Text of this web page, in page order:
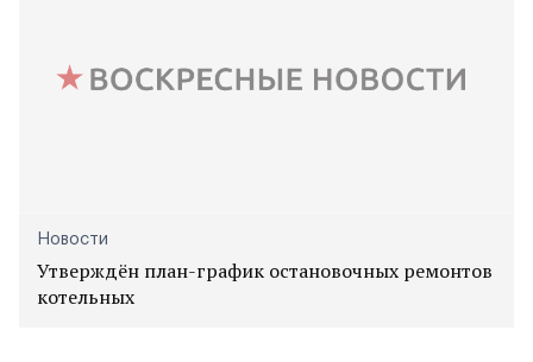
Новости
Утверждён план-график остановочных ремонтов
котельных